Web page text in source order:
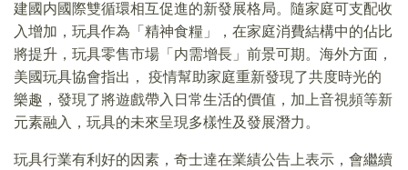
建國内國際雙循環相互促進的新發展格局。隨家庭可支配收
入增加，玩具作為「精神食糧」，在家庭消費結構中的佔比
將提升，玩具零售市場「内需增長」前景可期。海外方面，
美國玩具協會指出， 疫情幫助家庭重新發現了共度時光的
樂趣，發現了將遊戲帶入日常生活的價值，加上音視頻等新
元素融入，玩具的未來呈現多樣性及發展潛力。
玩具行業有利好的因素，奇士達在業績公告上表示，會繼續